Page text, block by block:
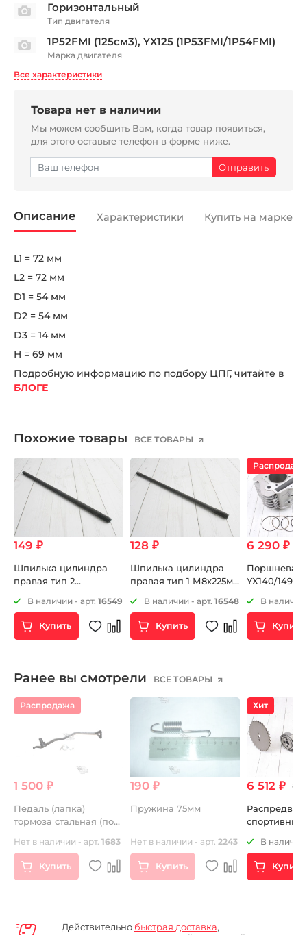
Горизонтальный
Тип двигателя
1P52FMI (125см3), YX125 (1P53FMI/1P54FMI)
Марка двигателя
Все характеристики
Товара нет в наличии
Мы можем сообщить Вам, когда товар появиться,
для этого оставьте телефон в форме ниже.
Описание Характеристики Купить на
L1 = 72 мм
L2 = 72 мм
D1 = 54 мм
D2 = 54 мм
D3 = 14 мм
H = 69 мм
Подробную информацию по подбору ЦПГ, читайте в
БЛОГЕ
Похожие товары ВСЕ ТОВАРЫ
149 ₽
Шпилька цилиндра
правая тип 2
3A (CB250-F)
ZS172FMM-5 (PR250)
В наличии - арт. 16549
Купить
128 ₽
Шпилька цилиндра
правая тип 1 М8х225мм
ZS172FMM-5 (PR250)
В наличии - арт. 16548
Купить
Распродажа
6 290 ₽
Поршневая
YX140/149cc
В наличии
Купить
Ранее вы смотрели ВСЕ ТОВАРЫ
Распродажа
1 500 ₽
Педаль (лапка)
тормоза стальная (под
пружиной
Нет в наличии - арт. 1683
Купить
190 ₽
Пружина 75мм
Нет в наличии - арт. 2243
Купить
Хит
6 512 ₽ 8
Распредвал
спортивный
В наличии
Купить
Действительно быстрая доставка,